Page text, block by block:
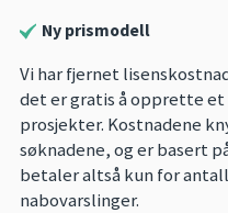
Ny prismodell
Vi har fjernet
det er gratis å opprette
prosjekter. Kostnadene
søknadene, og er basert
betaler altså kun for
nabovarslinger.